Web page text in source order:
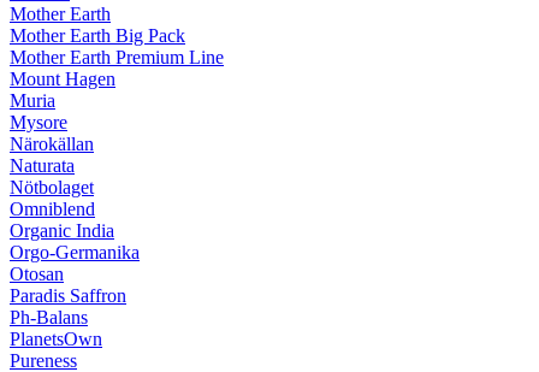
Mother Earth
Mother Earth Big Pack
Mother Earth Premium Line
Mount Hagen
Muria
Mysore
Närokällan
Naturata
Nötbolaget
Omniblend
Organic India
Orgo-Germanika
Otosan
Paradis Saffron
Ph-Balans
PlanetsOwn
Pureness